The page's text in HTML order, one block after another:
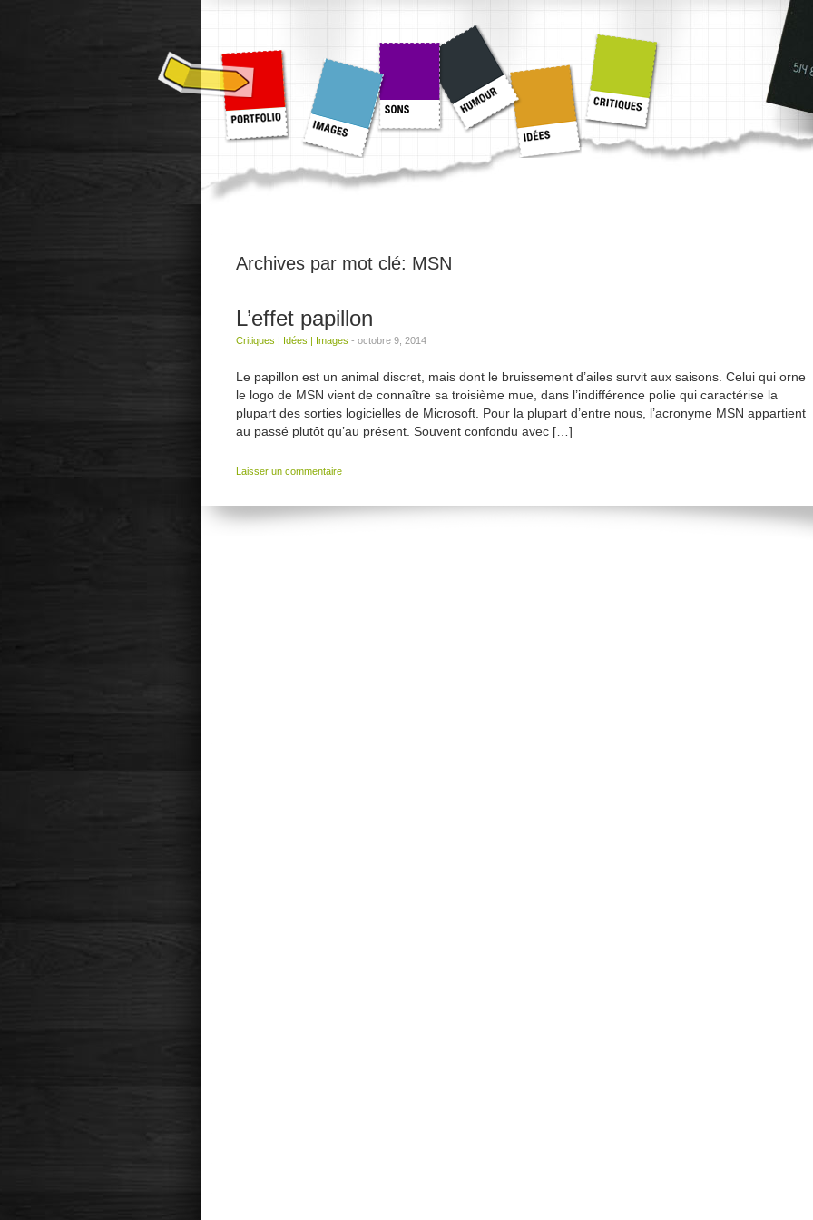
Archives par mot clé: MSN
L’effet papillon
Critiques Idées Images - octobre 9, 2014
Le papillon est un animal discret, mais dont le bruissement d’ailes survit aux saisons. Celui qui orne
le logo de MSN vient de connaître sa troisième mue, dans l’indifférence polie qui caractérise la
plupart des sorties logicielles de Microsoft. Pour la plupart d’entre nous, l’acronyme MSN appartient
au passé plutôt qu’au présent. Souvent confondu avec […]
Laisser un commentaire